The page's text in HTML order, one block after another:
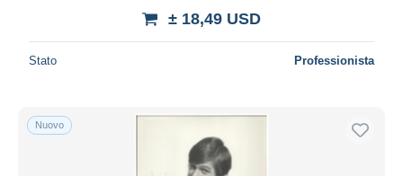
± 18,49 USD
Stato Professionista
Nuovo